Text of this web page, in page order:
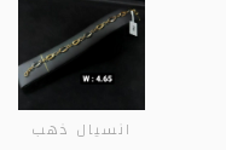
انسيال ذهب